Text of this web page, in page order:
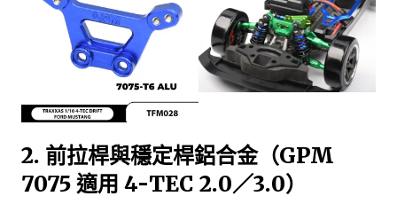
2. 前拉桿與穩定桿鋁合金（GPM
7075 適用 4-TEC 2.0／3.0）